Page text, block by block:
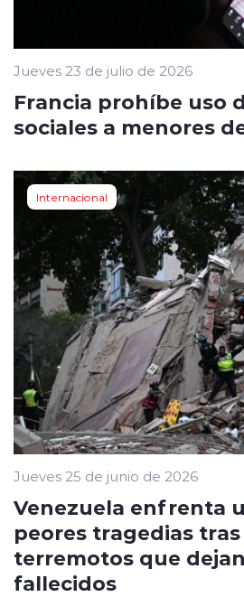
Jueves 23 de julio de 2026
Francia prohíbe uso
sociales a menores
Internacional
Jueves 25 de junio de 2026
Venezuela enfrenta
peores tragedias
terremotos que
fallecidos